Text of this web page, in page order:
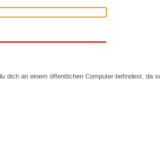
dich an einem öffentlichen Computer befindest, da